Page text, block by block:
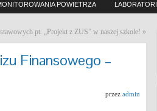
POWIETRZA
pt. „Projekt z ZUS” w naszej szkole! »
Finansowego –
przez admin